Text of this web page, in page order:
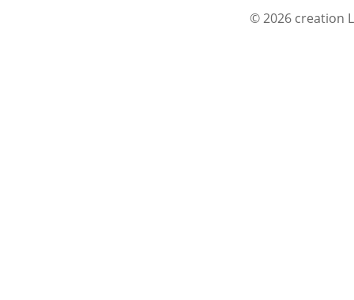
© 2026 creation L